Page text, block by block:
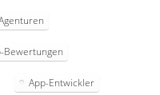
Bewertungen
App-Entwickler